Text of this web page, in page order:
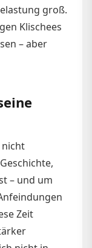
groß.
Klischees
– aber
nicht
– und um
Zeit